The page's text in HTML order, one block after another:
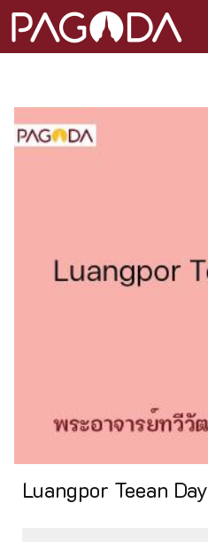
Luangpor Teean Day